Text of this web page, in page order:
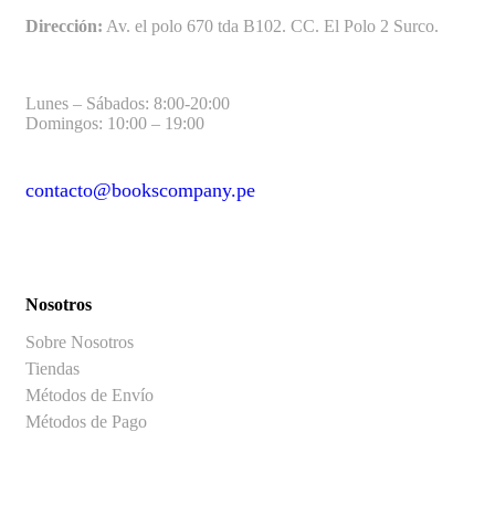
Dirección: Av. el polo 670 tda B102. CC. El Polo 2 Surco.
Lunes – Sábados: 8:00-20:00
Domingos: 10:00 – 19:00
contacto@bookscompany.pe
Nosotros
Sobre Nosotros
Tiendas
Métodos de Envío
Métodos de Pago